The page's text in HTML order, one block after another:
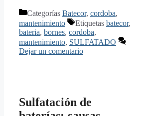
Categorías Batecor, cordoba,
mantenimiento
Etiquetas batecor,
bateria, bornes, cordoba,
mantenimiento, SULFATADO
Dejar un comentario
Sulfatación de